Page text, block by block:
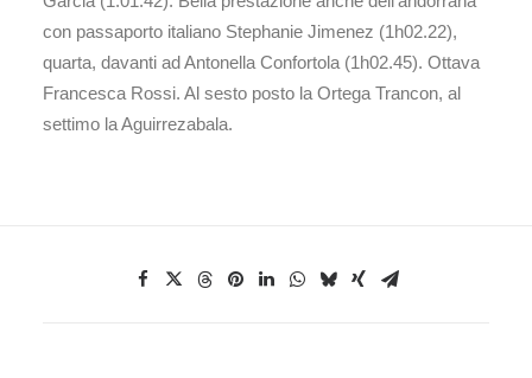
con passaporto italiano Stephanie Jimenez (1h02.22),
quarta, davanti ad Antonella Confortola (1h02.45). Ottava
Francesca Rossi. Al sesto posto la Ortega Trancon, al
settimo la Aguirrezabala.